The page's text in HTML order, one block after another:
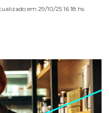
em 29/10/25 16:18 hs